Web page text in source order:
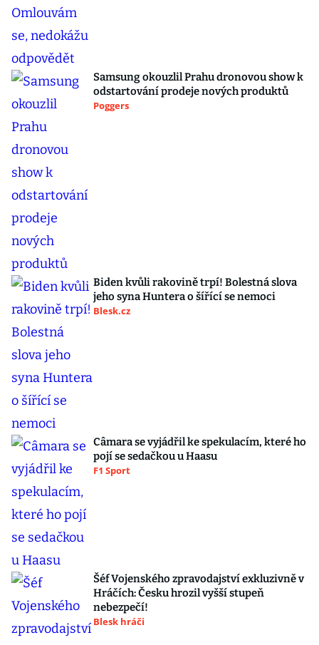
Samsung okouzlil Prahu dronovou show k
odstartování prodeje nových produktů
Poggers
Biden kvůli rakovině trpí! Bolestná slova
jeho syna Huntera o šířící se nemoci
Blesk.cz
Câmara se vyjádřil ke spekulacím, které ho
pojí se sedačkou u Haasu
F1 Sport
Šéf Vojenského zpravodajství exkluzivně v
Hráčích: Česku hrozil vyšší stupeň
nebezpečí!
Blesk hráči